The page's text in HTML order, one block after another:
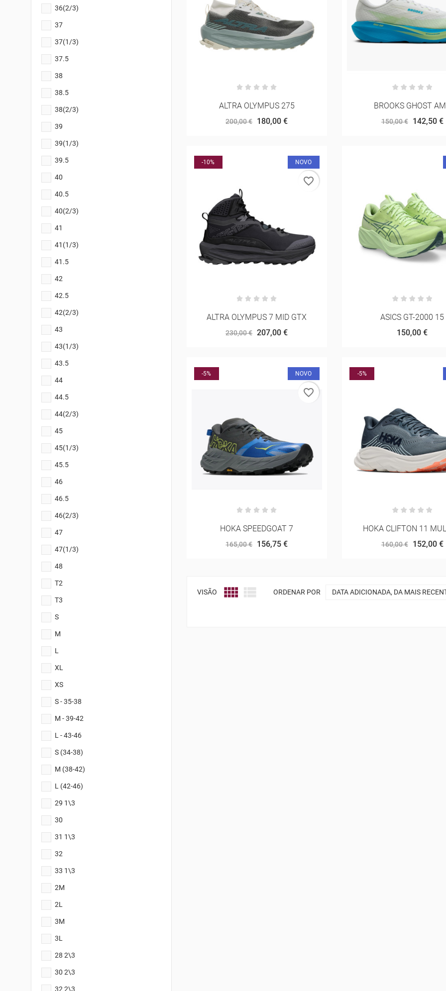
36(2/3)
37
37(1/3)
37.5
38
38.5
38(2/3)
39
39(1/3)
39.5
40
40.5
40(2/3)
41
41(1/3)
41.5
42
42.5
42(2/3)
43
43(1/3)
43.5
44
44.5
44(2/3)
45
45(1/3)
45.5
46
46.5
46(2/3)
47
47(1/3)
48
T2
T3
S
M
L
XL
XS
S - 35-38
M - 39-42
L - 43-46
S (34-38)
M (38-42)
L (42-46)
29 1\3
30
31 1\3
32
33 1\3
2M
2L
3M
3L
28 2\3
30 2\3
32 2\3
ALTRA OLYMPUS 275
200,00 € 180,00 €
BROOKS GHOST
150,00 € 142,50 €
-10% NOVO
ALTRA OLYMPUS 7 MID GTX
230,00 € 207,00 €
favorite_border
ASICS GT-2000 15
150,00 €
-5% NOVO
HOKA SPEEDGOAT 7
165,00 € 156,75 €
favorite_border
-5%
HOKA CLIFTON 11
160,00 € 152,00 €
VISÃO   ORDENAR POR DATA ADICIONADA, DA MAIS